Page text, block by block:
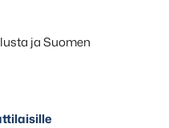
ja Suomen